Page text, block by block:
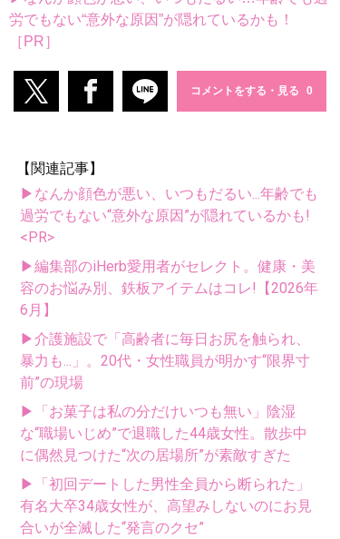
労でもない“意外な原因”が隠れているかも！
［PR］
コメントをする・見る
【関連記事】
▶なんか顔色が悪い、いつもだるい...年齢でも
過労でもない“意外な原因”が隠れているかも!
<PR>
▶編集部のiHerb愛用者がセレクト。健康・美
容のお悩み別、鉄板アイテムはコレ!【2026年
6月】
▶介護施設で「高齢者に毎日お尻を触られ、
暴力も...」。20代・女性職員が明かす“限界寸
前”の現場
▶「お菓子は私の分だけいつも無い」陰湿
な“職場いじめ”で退職した44歳女性。散歩中
に偶然見つけた“次の居場所”が素敵すぎた
▶「初回デートした男性全員から断られた」
有名大卒34歳女性が、高望みしないのにお見
合いが全滅した“発言のクセ”